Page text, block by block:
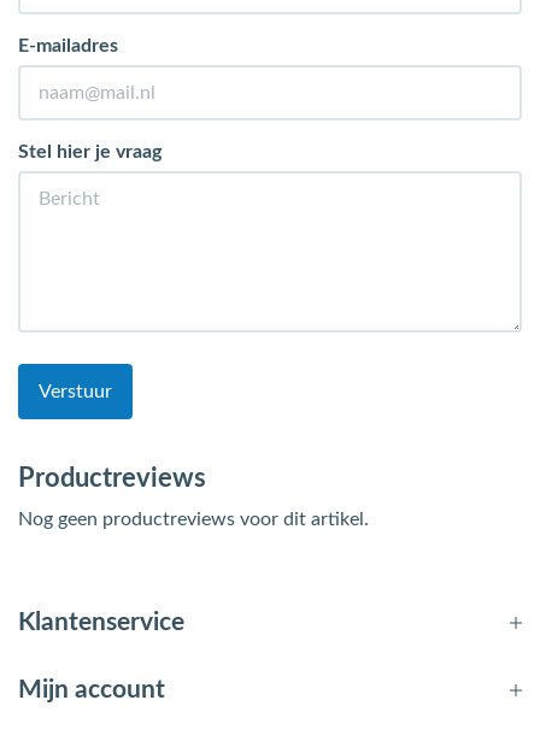
E-mailadres
Stel hier je vraag
Verstuur
Productreviews
Nog geen productreviews voor dit artikel.
Klantenservice
Mijn account